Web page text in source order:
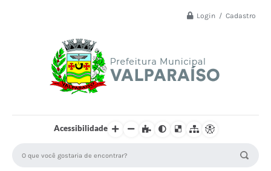
Login / Cadastro
Acessibilidade